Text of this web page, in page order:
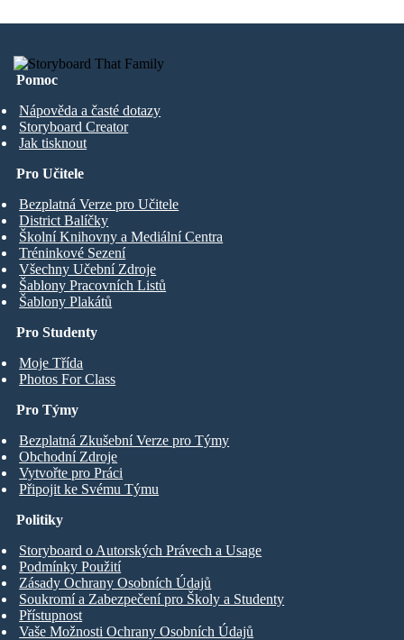
Pomoc
Nápověda a časté dotazy
Storyboard Creator
Jak tisknout
Pro Studenty
Moje Třída
Photos For Class
Pro Učitele
Bezplatná Verze pro Učitele
District Balíčky
Školní Knihovny a Mediální Centra
Tréninkové Sezení
Všechny Učební Zdroje
Šablony Pracovních Listů
Šablony Plakátů
Pro Týmy
Bezplatná Zkušební Verze pro Týmy
Obchodní Zdroje
Vytvořte pro Práci
Připojit ke Svému Týmu
Politiky
Storyboard o Autorských Právech a Usage
Podmínky Použití
Zásady Ochrany Osobních Údajů
Soukromí a Zabezpečení pro Školy a Studenty
Přístupnost
Vaše Možnosti Ochrany Osobních Údajů